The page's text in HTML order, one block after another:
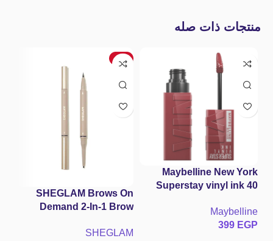
منتجات ذات صله
Maybelline New York
Superstay vinyl ink 40
Maybelline
399 EGP
-7%
SHEGLAM Brows On
Demand 2-In-1 Brow
SHEGLAM